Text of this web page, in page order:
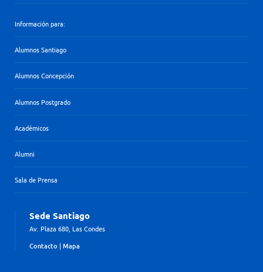
Información para:
Alumnos Santiago
Alumnos Concepción
Alumnos Postgrado
Académicos
Alumni
Sala de Prensa
Sede Santiago
Av. Plaza 680, Las Condes
Contacto | Mapa